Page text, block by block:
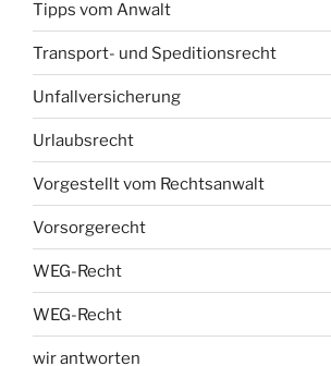
Tipps vom Anwalt
Transport- und Speditionsrecht
Unfallversicherung
Urlaubsrecht
Vorgestellt vom Rechtsanwalt
Vorsorgerecht
WEG-Recht
WEG-Recht
wir antworten